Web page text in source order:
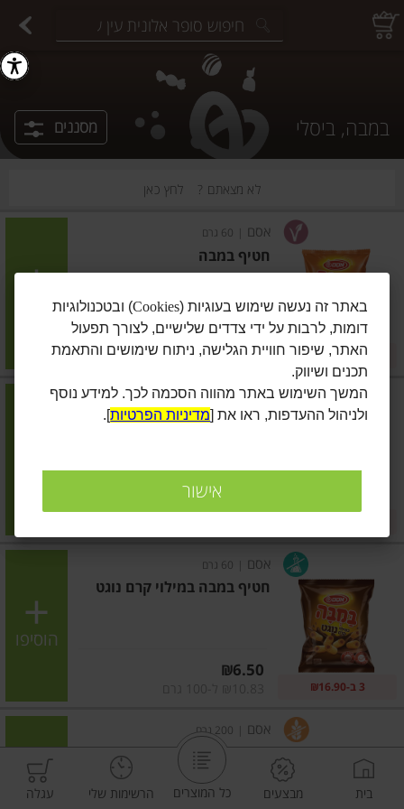
במבה, ביסלי מסננים
לא מצאתם ? לחץ כאן
אסם 60 גרם
חטיף במבה
מחיר מחירון ₪5.50
₪9.17 ל-100 גרם 5 ב-₪24
הוסיפו
אסם | 55 גרם
ביסלי גריל
₪5.50
הוסיפו
אסם 60 גרם
חטיף במבה במילוי קרם נוגט
₪6.50
3 ב-₪16.90
הוסיפו
אסם 200 גרם
חטיף במבה
בית מבצעים כל המוצרים הרשימות שלי עגלה
באתר זה נעשה שימוש בעוגיות (Cookies) ובטכנולוגיות
דומות, לרבות על ידי צדדים שלישיים, לצורך תפעול
האתר, שיפור חוויית הגלישה, ניתוח שימושים והתאמת
תכנים ושיווק.
המשך השימוש באתר מהווה הסכמה לכך. למידע נוסף
ולניהול ההעדפות, ראו את [מדיניות הפרטיות].
אישור